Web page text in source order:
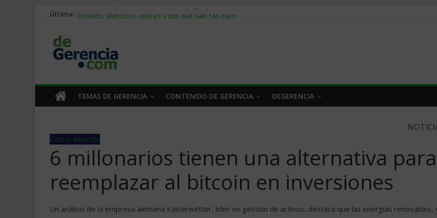
Última: Stablecoins para empresas: cómo pagar y cobrar en 2026
Trabajo forzoso en la cadena de suministro: qué hacer
Mercado hispano de EE. UU.: cómo segmentarlo y venderle
TEMAS DE GERENCIA CONTENIDO DE GERENCIA DEGERENCIA
Como invertir
6 millonarios tienen una alternativa para
reemplazar al bitcoin en inversiones
Un análisis de la empresa alemana Kaiserwetter, líder en gestión de activos, destaca que las energías renovables,